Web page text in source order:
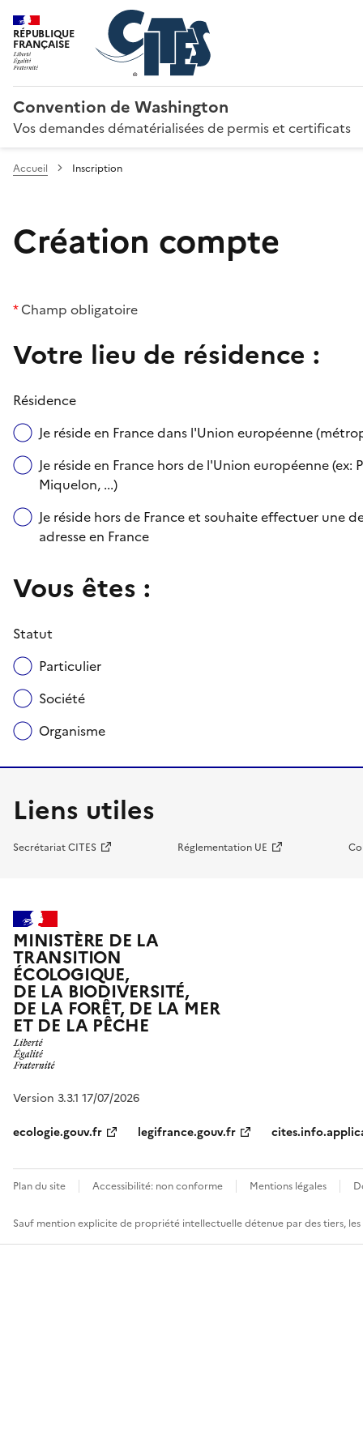
RÉPUBLIQUE
FRANÇAISE
Convention de Washington
Vos demandes dématérialisées de permis et certificats
Accueil Inscription
Création compte
*Champ obligatoire
Votre lieu de résidence :
Résidence
Je réside en France dans l'Union européenne
Je réside en France hors de l'Union européenne
Miquelon, ...)
Je réside hors de France et souhaite effectuer une
adresse en France
Vous êtes :
Statut
Particulier
Société
Organisme
Liens utiles
Secrétariat CITES Réglementation UE
MINISTÈRE DE LA
TRANSITION
ÉCOLOGIQUE,
DE LA BIODIVERSITÉ,
DE LA FORÊT, DE LA MER
ET DE LA PÊCHE
Version 3.3.1 17/07/2026
ecologie.gouv.fr
legifrance.gouv.fr
Plan du site Accessibilité: non conforme Mentions légales
Sauf mention explicite de propriété intellectuelle détenue par des tiers,